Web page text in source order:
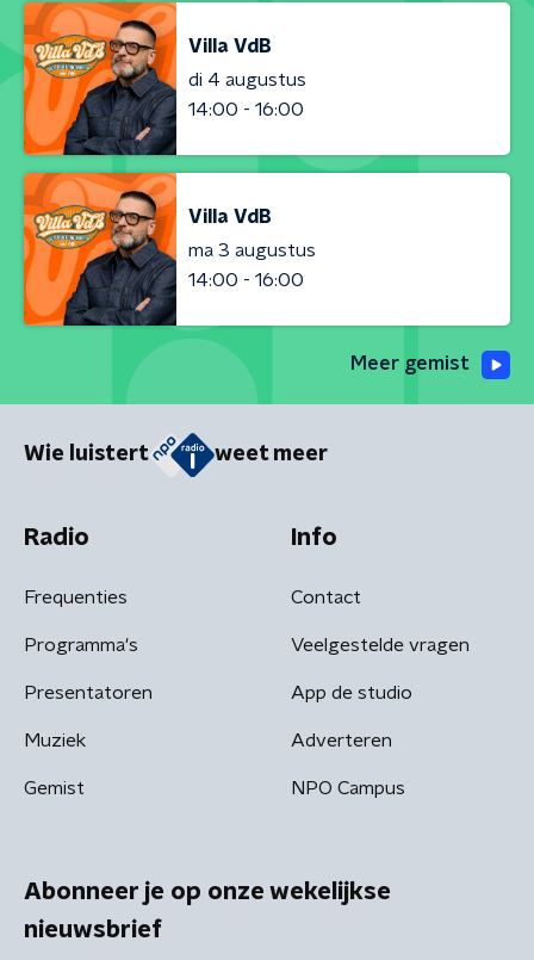
Villa VdB
di 4 augustus
14:00 - 16:00
Villa VdB
ma 3 augustus
14:00 - 16:00
Meer gemist
Wie luistert weet meer
Radio
Frequenties
Programma's
Presentatoren
Muziek
Gemist
Info
Contact
Veelgestelde vragen
App de studio
Adverteren
NPO Campus
Abonneer je op onze wekelijkse
nieuwsbrief